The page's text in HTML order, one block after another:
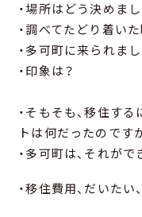
・場所はどう決めま
・調べてたどり着い
・多可町に来られま
・印象は？
・そもそも、移住す
トは何だったので
・多可町は、それ
・移住費用、だいた